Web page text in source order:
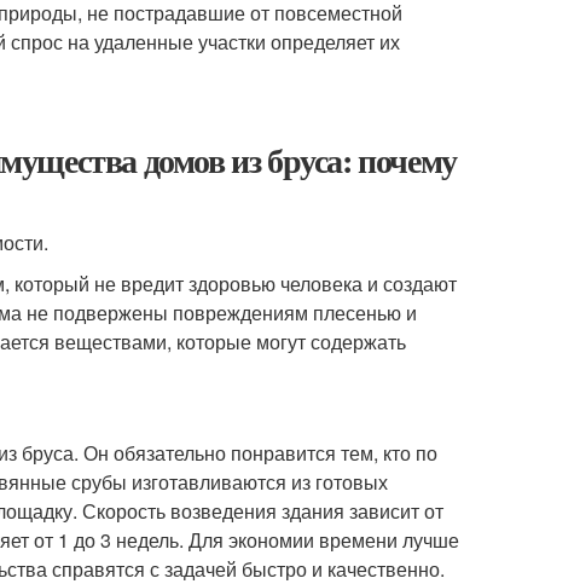
не пострадавшие от повсеместной
на удаленные участки определяет их
домов из бруса: почему
не вредит здоровью человека и создают
не подвержены повреждениям плесенью и
веществами, которые могут содержать
бруса. Он обязательно понравится тем, кто по
срубы изготавливаются из готовых
Скорость возведения здания зависит от
от 1 до 3 недель. Для экономии времени лучше
справятся с задачей быстро и качественно.